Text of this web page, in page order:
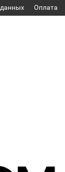
Оплата